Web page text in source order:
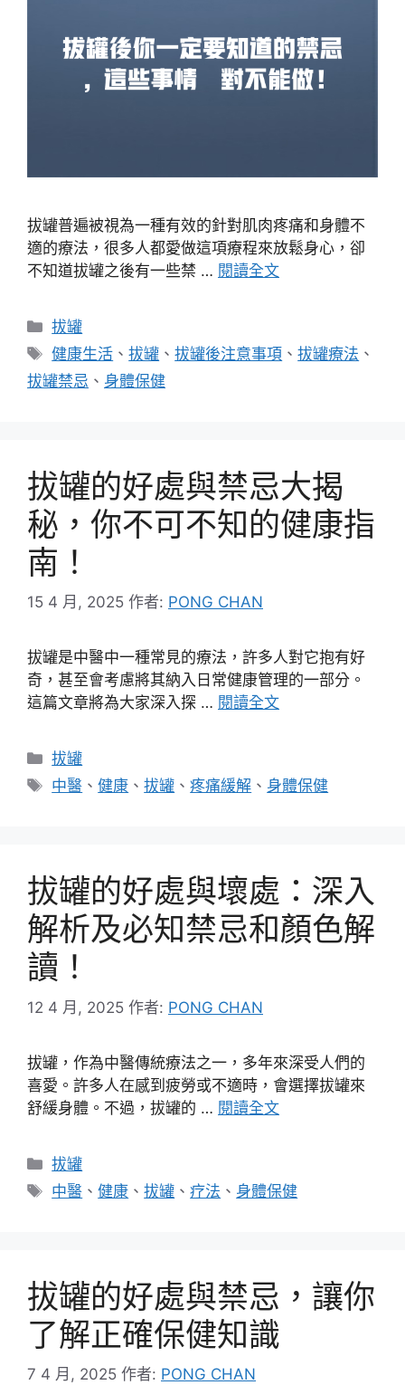
拔罐普遍被視為一種有效的針對肌肉疼痛和身體不
適的療法，很多人都愛做這項療程來放鬆身心，卻
不知道拔罐之後有一些禁 … 閱讀全文
分
類
拔罐
標
籤
健康生活 、拔罐 、拔罐後注意事項 、拔罐療法 、
拔罐禁忌 、 身體保健
拔罐的好處與禁忌大揭
秘，你不可不知的健康指
南！
15 4 月, 2025 作者: PONG CHAN
拔罐是中醫中一種常見的療法，許多人對它抱有好
奇，甚至會考慮將其納入日常健康管理的一部分。
這篇文章將為大家深入探 … 閱讀全文
分
類
拔罐
標
中醫 、健康 、拔罐 、疼痛緩解 、 身體保健
拔罐的好處與壞處：深入
解析及必知禁忌和顏色解
讀！
12 4 月, 2025 作者: PONG CHAN
拔罐，作為中醫傳統療法之一，多年來深受人們的
喜愛。許多人在感到疲勞或不適時，會選擇拔罐來
舒緩身體。不過，拔罐的 … 閱讀全文
分
類
拔罐
標
中醫 、健康 、拔罐 、疗法 、 身體保健
拔罐的好處與禁忌，讓你
了解正確保健知識
7 4 月, 2025 作者: PONG CHAN